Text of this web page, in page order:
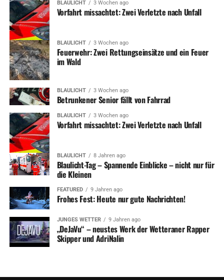
BLAULICHT 3 Wochen ago
Vorfahrt missachtet: Zwei Verletzte nach Unfall
BLAULICHT 3 Wochen ago
Feuerwehr: Zwei Rettungseinsätze und ein Feuer
im Wald
BLAULICHT 3 Wochen ago
Betrunkener Senior fällt von Fahrrad
BLAULICHT 3 Wochen ago
Vorfahrt missachtet: Zwei Verletzte nach Unfall
BLAULICHT 8 Jahren ago
Blaulicht-Tag – Spannende Einblicke – nicht nur für
die Kleinen
FEATURED 9 Jahren ago
Frohes Fest: Heute nur gute Nachrichten!
JUNGES WETTER 9 Jahren ago
„DeJaVu“ – neustes Werk der Wetteraner Rapper
Skipper und AdriNalin